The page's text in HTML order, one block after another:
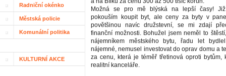
Radniční okénko
Městská policie
Komunální politika
KULTURNÍ AKCE
Možná se pro mě blýská na lepší časy!
pokouším koupit byt, ale ceny za byty v
povětšinou navíc družstevní, se mi zdají
finanční možnosti. Bohužel jsem neměl to
nájemníkem městského bytu, řadu let
nájemné, nemusel investovat do oprav domu a
za cenu, která je téměř třetinová oproti bytům,
realitní kanceláře.